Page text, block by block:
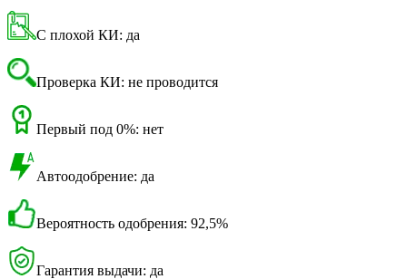
С плохой КИ: да
Проверка КИ: не проводится
Первый под 0%: нет
Автоодобрение: да
Вероятность одобрения: 92,5%
Гарантия выдачи: да